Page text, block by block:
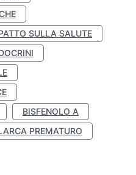
SULLA SALUTE
BISFENOLO A
PREMATURO